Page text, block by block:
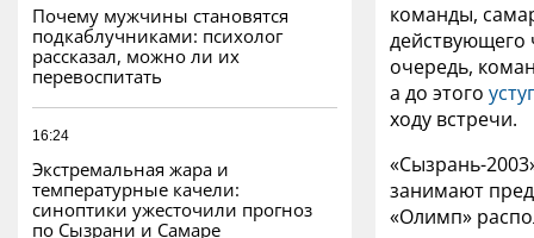
Почему мужчины становятся
подкаблучниками: психолог
рассказал, можно ли их
перевоспитать
16:24
Экстремальная жара и
температурные качели:
синоптики ужесточили прогноз
по Сызрани и Самаре
команды,
действующего
очередь,
а до этого
ходу встречи.
«Сызрань-
занимают
«Олимп»